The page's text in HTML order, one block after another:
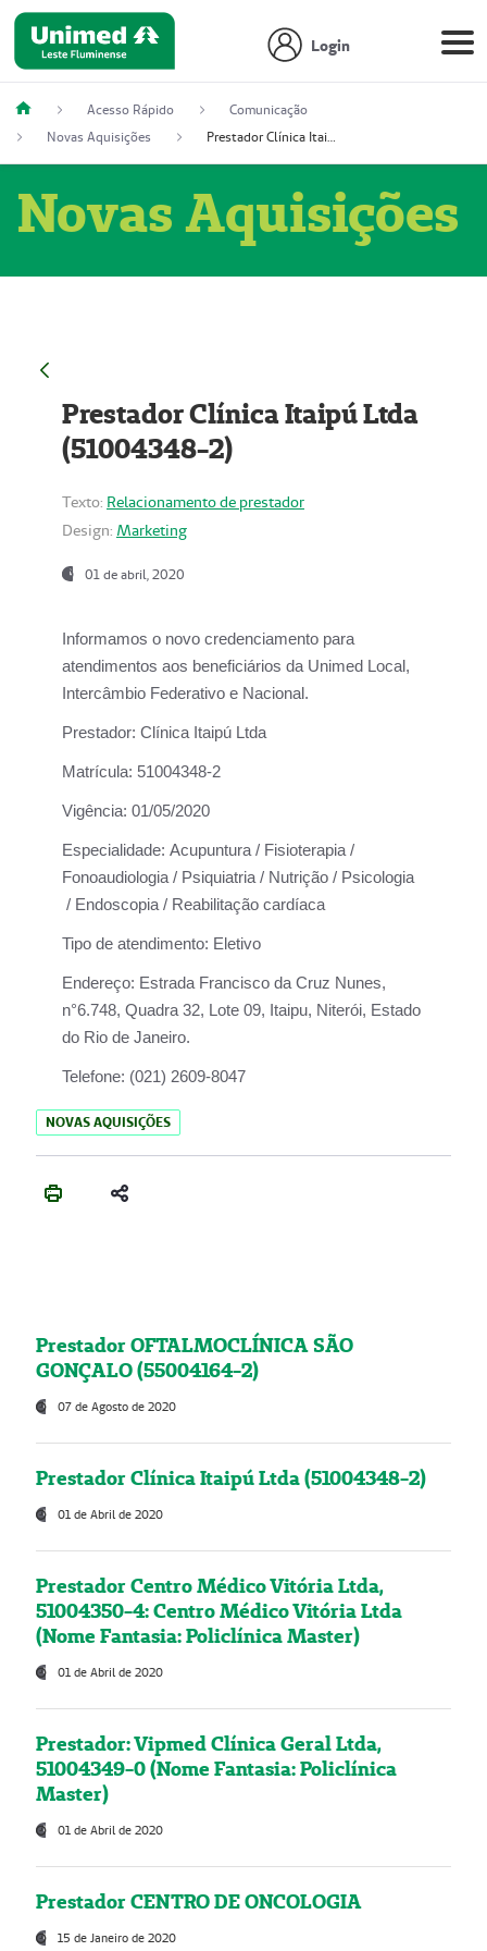
Login
Acesso Rápido
Comunicação
Novas Aquisições
Prestador Clínica Itaipú Ltda (51004348-2)
Novas Aquisições
Prestador Clínica Itaipú Ltda
(51004348-2)
Texto: Relacionamento de prestador
Design: Marketing
01 de abril, 2020
Informamos o novo credenciamento para
atendimentos aos beneficiários da Unimed Local,
Intercâmbio Federativo e Nacional.
Prestador: Clínica Itaipú Ltda
Matrícula: 51004348-2
Vigência: 01/05/2020
Especialidade: Acupuntura / Fisioterapia /
Fonoaudiologia / Psiquiatria / Nutrição / Psicologia
/ Endoscopia / Reabilitação cardíaca
Tipo de atendimento: Eletivo
Endereço: Estrada Francisco da Cruz Nunes,
n°6.748, Quadra 32, Lote 09, Itaipu, Niterói, Estado
do Rio de Janeiro.
Telefone: (021) 2609-8047
NOVAS AQUISIÇÕES
Prestador OFTALMOCLÍNICA SÃO
GONÇALO (55004164-2)
07 de Agosto de 2020
Prestador Clínica Itaipú Ltda (51004348-2)
01 de Abril de 2020
Prestador Centro Médico Vitória Ltda,
51004350-4: Centro Médico Vitória Ltda
(Nome Fantasia: Policlínica Master)
01 de Abril de 2020
Prestador: Vipmed Clínica Geral Ltda,
51004349-0 (Nome Fantasia: Policlínica
Master)
01 de Abril de 2020
Prestador CENTRO DE ONCOLOGIA
15 de Janeiro de 2020